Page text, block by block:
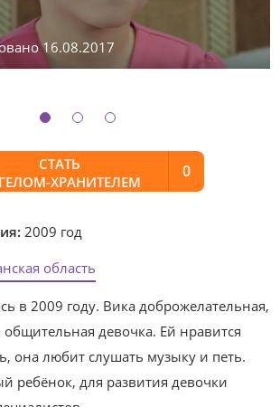
16.08.2017
СТАТЬ
ХРАНИТЕЛЕМ
0
2009 год
область
в 2009 году. Вика доброжелательная,
девочка. Ей нравится
она любит слушать музыку и петь.
ребёнок, для развития девочки